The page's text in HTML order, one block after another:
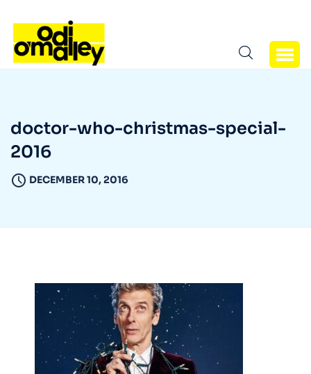
doctor-who-christmas-special-
2016
DECEMBER 10, 2016